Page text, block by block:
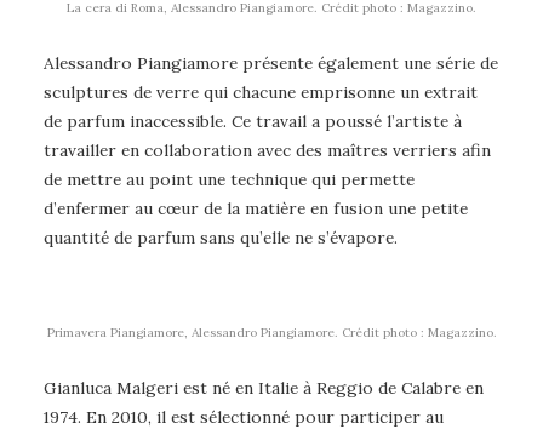
La cera di Roma, Alessandro Piangiamore. Crédit photo : Magazzino.
Alessandro Piangiamore présente également une série de
sculptures de verre qui chacune emprisonne un extrait
de parfum inaccessible. Ce travail a poussé l’artiste à
travailler en collaboration avec des maîtres verriers afin
de mettre au point une technique qui permette
d’enfermer au cœur de la matière en fusion une petite
quantité de parfum sans qu’elle ne s’évapore.
Primavera Piangiamore, Alessandro Piangiamore. Crédit photo : Magazzino.
Gianluca Malgeri est né en Italie à Reggio de Calabre en
1974. En 2010, il est sélectionné pour participer au